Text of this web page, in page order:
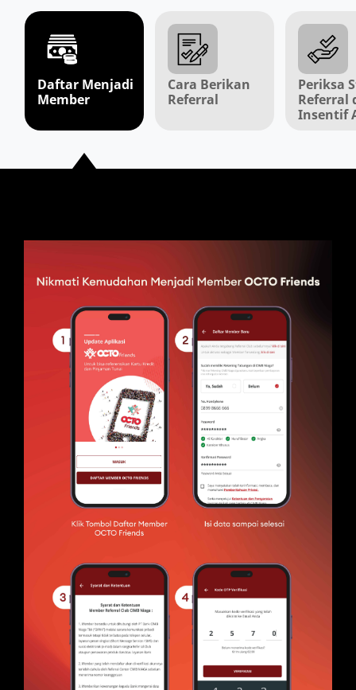
Daftar Menjadi
Member
Cara Berikan
Referral
Periksa
Referral
Insentif